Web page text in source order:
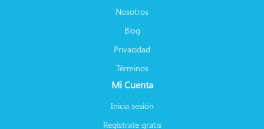
Nosotros
Blog
Privacidad
Términos
Mi Cuenta
Inicia sesión
Regístrate gratis